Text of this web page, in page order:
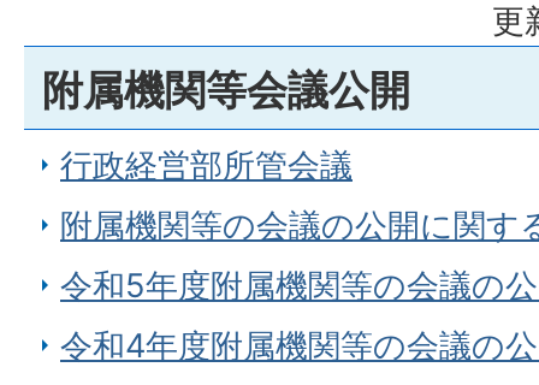
更
附属機関等会議公開
行政経営部所管会議
附属機関等の会議の公開に関す
令和5年度附属機関等の会議の
令和4年度附属機関等の会議の